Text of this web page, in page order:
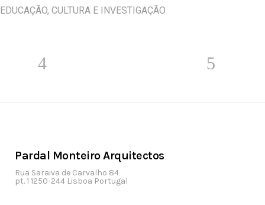
EDUCAÇÃO, CULTURA E INVESTIGAÇÃO
Pardal Monteiro Arquitectos
Rua Saraiva de Carvalho 84
pt. 1 1250-244 Lisboa Portugal